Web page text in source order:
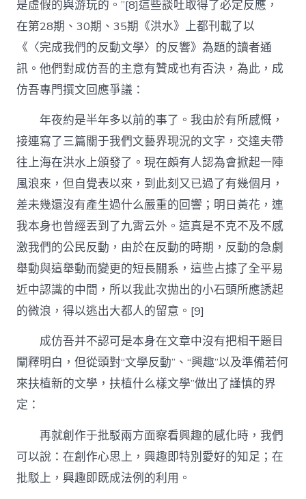
是虛假的與游玩的。”[8]這些談吐取得了必定反應，
在第28期、30期、35期《洪水》上都刊載了以
《〈完成我們的反動文學〉的反響》為題的讀者通
訊。他們對成仿吾的主意有贊成也有否決，為此，成
仿吾專門撰文回應爭議：
年夜約是半年多以前的事了。我由於有所感慨，
接連寫了三篇關于我們文藝界現況的文字，交達夫帶
往上海在洪水上頒發了。現在頗有人認為會掀起一陣
風浪來，但自覺表以來，到此刻又已過了有幾個月，
差未幾還沒有產生過什么嚴重的回響；明日黃花，連
我本身也曾經丟到了九霄云外。這真是不克不及不感
激我們的公民反動，由於在反動的時期，反動的急劇
舉動與這舉動而變更的短長關系，這些占據了全平易
近中認識的中間，所以我此次拋出的小石頭所應誘起
的微浪，得以逃出大都人的留意。[9]
成仿吾并不認可是本身在文章中沒有把相干題目
闡釋明白，但從頭對“文學反動”、“興趣”以及準備若何
來扶植新的文學，扶植什么樣文學”做出了謹慎的界
定：
再就創作于批駁兩方面察看興趣的感化時，我們
可以說：在創作心思上，興趣即特別愛好的知足；在
批駁上，興趣即既成法例的利用。